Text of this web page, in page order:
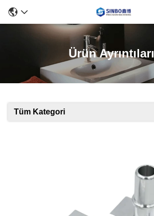
Ürün Ayrıntıları
Tüm Kategori